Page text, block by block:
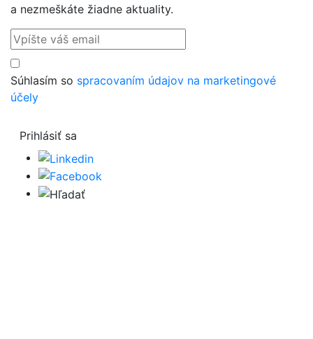
a nezmeškáte žiadne aktuality.
Súhlasím so spracovaním údajov na marketingové
účely
Prihlásiť sa
Hľadať